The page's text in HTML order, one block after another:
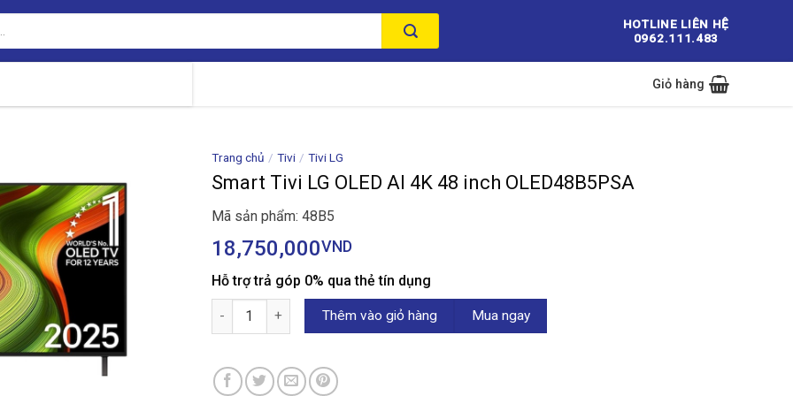
HOTLINE LIÊN HỆ
0962.111.483
Giỏ hàng
Trang chủ / Tivi / Tivi LG
Smart Tivi LG OLED AI 4K 48 inch OLED48B5PSA
Mã sản phẩm: 48B5
18,750,000VND
Hỗ trợ trả góp 0% qua thẻ tín dụng
Smart Tivi LG OLED AI 4K 48 inch OLED48B5PSA số lượng
Thêm vào giỏ hàng Mua ngay